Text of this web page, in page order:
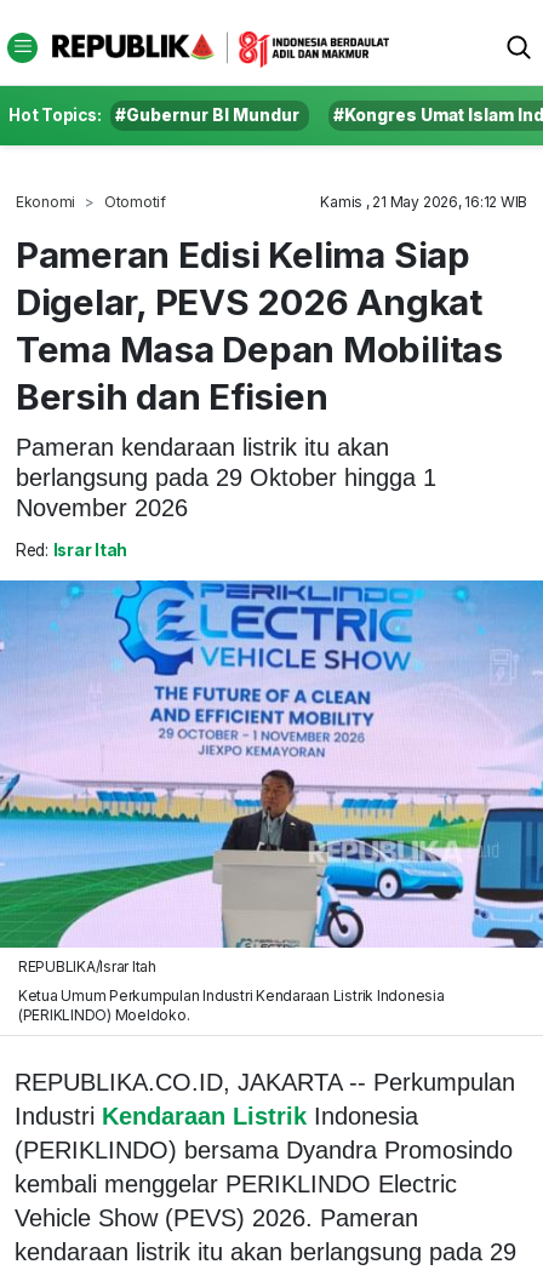
Hot Topics: #Gubernur BI Mundur #Kongres Umat Islam
Ekonomi Otomotif Kamis , 21 May 2026, 16:12 WIB
Pameran Edisi Kelima Siap
Digelar, PEVS 2026 Angkat
Tema Masa Depan Mobilitas
Bersih dan Efisien
Pameran kendaraan listrik itu akan
berlangsung pada 29 Oktober hingga 1
November 2026
Red: Israr Itah
REPUBLIKA/Israr Itah
Ketua Umum Perkumpulan Industri Kendaraan Listrik Indonesia
(PERIKLINDO) Moeldoko.
REPUBLIKA.CO.ID, JAKARTA -- Perkumpulan
Industri Kendaraan Listrik Indonesia
(PERIKLINDO) bersama Dyandra Promosindo
kembali menggelar PERIKLINDO Electric
Vehicle Show (PEVS) 2026. Pameran
kendaraan listrik itu akan berlangsung pada 29